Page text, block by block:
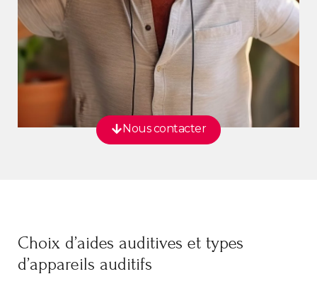
Nous contacter
Choix d’aides auditives et types
d’appareils auditifs